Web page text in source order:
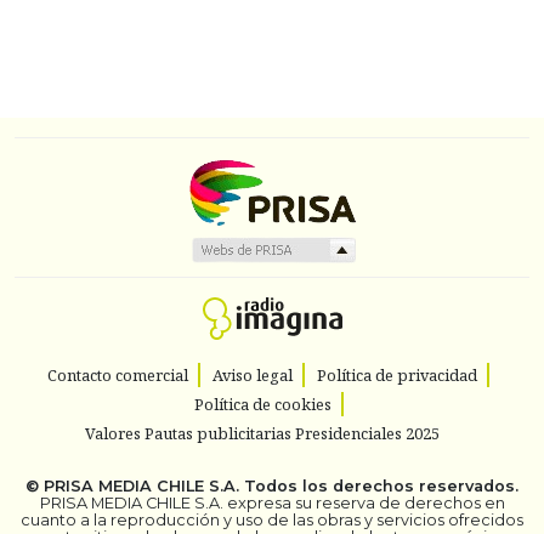
Contacto comercial Aviso legal
Política de privacidad
Política de cookies
Valores Pautas publicitarias Presidenciales 2025
© PRISA MEDIA CHILE S.A. Todos los derechos reservados.
PRISA MEDIA CHILE S.A. expresa su reserva de derechos en
cuanto a la reproducción y uso de las obras y servicios ofrecidos